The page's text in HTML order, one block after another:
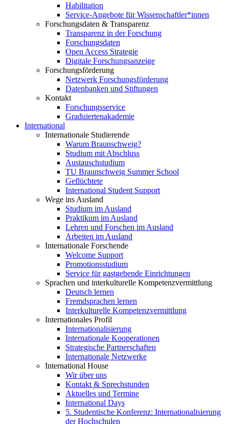
Habilitation
Service-Angebote für Wissenschaftler*innen
Forschungsdaten & Transparenz
Transparenz in der Forschung
Forschungsdaten
Open Access Strategie
Digitale Forschungsanzeige
Forschungsförderung
Netzwerk Forschungsförderung
Datenbanken und Stiftungen
Kontakt
Forschungsservice
Graduiertenakademie
International
Internationale Studierende
Warum Braunschweig?
Studium mit Abschluss
Austauschstudium
TU Braunschweig Summer School
Geflüchtete
International Student Support
Wege ins Ausland
Studium im Ausland
Praktikum im Ausland
Lehren und Forschen im Ausland
Arbeiten im Ausland
Internationale Forschende
Welcome Support
Promotionsstudium
Service für gastgebende Einrichtungen
Sprachen und interkulturelle Kompetenzvermittlung
Deutsch lernen
Fremdsprachen lernen
Interkulturelle Kompetenzvermittlung
Internationales Profil
Internationalisierung
Internationale Kooperationen
Strategische Partnerschaften
Internationale Netzwerke
International House
Wir über uns
Kontakt & Sprechstunden
Aktuelles und Termine
International Days
5. Studentische Konferenz: Internationalisierung
der Hochschulen